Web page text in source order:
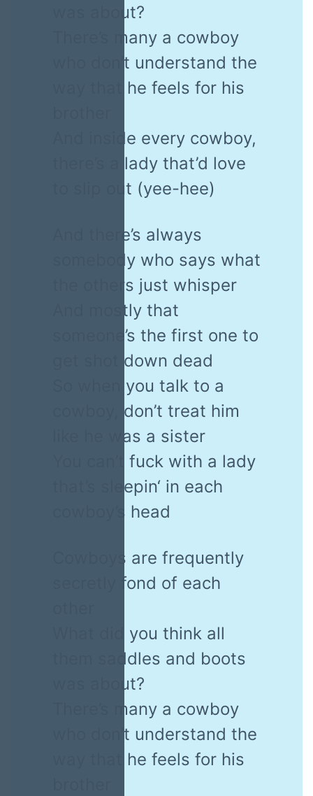
was about?
There’s many a cowboy
who don’t understand the
way that he feels for his
And inside every cowboy,
there’s a lady that’d love
to slip out (yee-hee)
And there’s always
somebody who says what
the others just whisper
And mostly that
someone’s the first one to
get shot down dead
So when you talk to a
cowboy, don’t treat him
like he was a sister
You can’t fuck with a lady
that’s sleepin‘ in each
cowboy’s head
Cowboys are frequently
secretly fond of each
What did you think all
them saddles and boots
was about?
There’s many a cowboy
who don’t understand the
way that he feels for his